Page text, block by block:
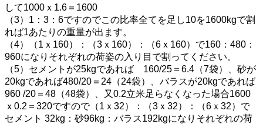
して1000ｘ1.6＝1600
（3）1：3：6ですのでこの比率全てを足し10を1600kgで割
れば1あたりの重量が出ます。
（4）（1ｘ160）：（3ｘ160）：（6ｘ160）で160：480：
960になりそれぞれの荷姿の入り目で割ってください。
（5）セメントが25kgであれば 160/25＝6.4（7袋）、砂が
20kgであれば480/20＝24（24袋）、バラスが20kgであれば
960 /20＝48（48袋）、又0.2立米足らなくなった場合1600
ｘ0.2＝320ですので（1ｘ32）：（3ｘ32）：（6ｘ32）で
セメント 32kg：砂96kg：バラス192kgになりそれぞれの荷